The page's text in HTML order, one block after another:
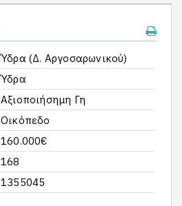
Ύδρα (Δ. Αργοσαρωνικού)
Ύδρα
Αξιοποιήσημη Γη
Οικόπεδο
160.000€
168
1355045